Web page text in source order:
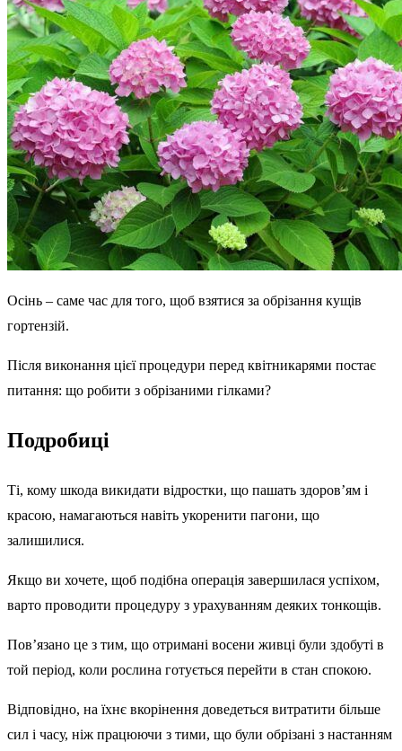
Осінь – саме час для того, щоб взятися за обрізання кущів
гортензій.
Після виконання цієї процедури перед квітникарями постає
питання: що робити з обрізаними гілками?
Подробиці
Ті, кому шкода викидати відростки, що пашать здоров’ям і
красою, намагаються навіть укоренити пагони, що
залишилися.
Якщо ви хочете, щоб подібна операція завершилася успіхом,
варто проводити процедуру з урахуванням деяких тонкощів.
Пов’язано це з тим, що отримані восени живці були здобуті в
той період, коли рослина готується перейти в стан спокою.
Відповідно, на їхнє вкорінення доведеться витратити більше
сил і часу, ніж працюючи з тими, що були обрізані з настанням